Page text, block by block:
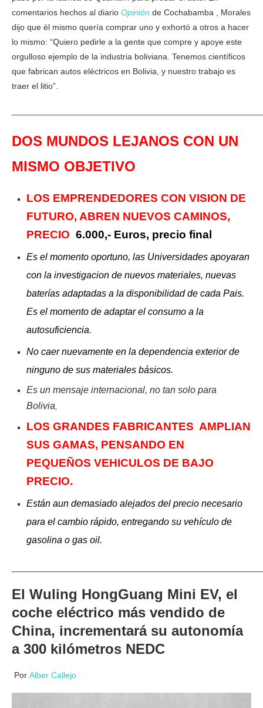
comentarios hechos al diario Opinión de Cochabamba , Morales
dijo que él mismo quería comprar uno y exhortó a otros a hacer
lo mismo: “Quiero pedirle a la gente que compre y apoye este
orgulloso ejemplo de la industria boliviana. Tenemos científicos
que fabrican autos eléctricos en Bolivia, y nuestro trabajo es
traer el litio”.
DOS MUNDOS LEJANOS CON UN
MISMO OBJETIVO
LOS EMPRENDEDORES CON VISION DE
FUTURO, ABREN NUEVOS CAMINOS,
PRECIO 6.000,- Euros, precio final
Es el momento oportuno, las Universidades apoyaran
con la investigacion de nuevos materiales, nuevas
baterías adaptadas a la disponibilidad de cada Pais.
Es el momento de adaptar el consumo a la
autosuficiencia.
No caer nuevamente en la dependencia exterior de
ninguno de sus materiales básicos.
Es un mensaje internacional, no tan solo para
Bolivia,
LOS GRANDES FABRICANTES AMPLIAN
SUS GAMAS, PENSANDO EN
PEQUEÑOS VEHICULOS DE BAJO
PRECIO.
Están aun demasiado alejados del precio necesario
para el cambio rápido, entregando su vehículo de
gasolina o gas oil.
El Wuling HongGuang Mini EV, el
coche eléctrico más vendido de
China, incrementará su autonomía
a 300 kilómetros NEDC
Por Alber Callejo